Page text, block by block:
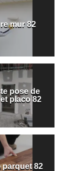
mur 82
pose de
placo 82
parquet 82